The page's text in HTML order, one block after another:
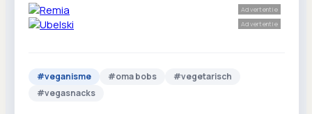
Advertentie
Advertentie
#veganisme #oma bobs #vegetarisch
#vegasnacks